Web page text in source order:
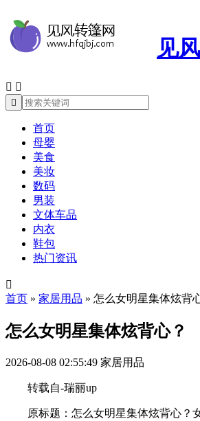
见
 

首页
母婴
美食
美妆
数码
男装
文体车品
内衣
鞋包
热门资讯

首页 » 家居用品 » 怎么女明星集体炫背
怎么女明星集体炫背心？
2026-08-08 02:55:49 家居用品
转载自-瑞丽up
原标题：怎么女明星集体炫背心？